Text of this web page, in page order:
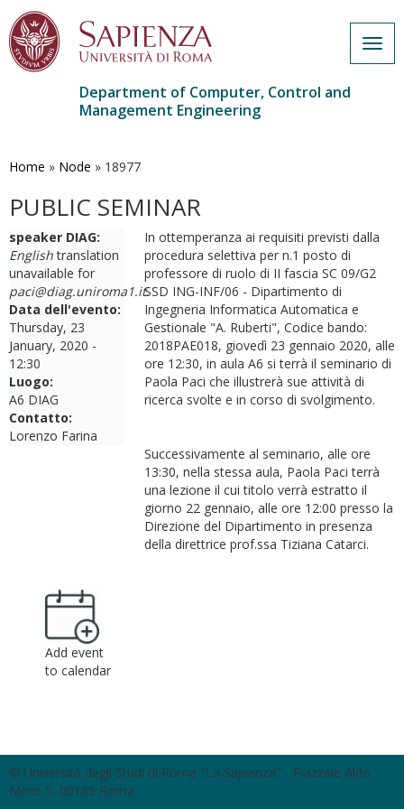
main
Department of Computer, Control and
Management Engineering
Home » Node » 18977
PUBLIC SEMINAR
speaker DIAG:
Englishtranslation
unavailable for
paci@diag.uniroma1.it.
Data dell'evento:
Thursday, 23
January, 2020 -
12:30
Luogo:
A6 DIAG
Contatto:
Lorenzo Farina
In ottemperanza ai requisiti previsti dalla
procedura selettiva per n.1 posto di
professore di ruolo di II fascia SC 09/G2
SSD ING-INF/06 - Dipartimento di
Ingegneria Informatica Automatica e
Gestionale "A. Ruberti", Codice bando:
2018PAE018, giovedì 23 gennaio 2020, alle
ore 12:30, in aula A6 si terrà il seminario di
Paola Paci che illustrerà sue attività di
ricerca svolte e in corso di svolgimento.
Successivamente al seminario, alle ore
13:30, nella stessa aula, Paola Paci terrà
una lezione il cui titolo verrà estratto il
giorno 22 gennaio, alle ore 12:00 presso la
Direzione del Dipartimento in presenza
della direttrice prof.ssa Tiziana Catarci.
Add event
to calendar
© Università degli Studi di Roma "La Sapienza" - Piazzale Aldo
Moro 5, 00185 Roma